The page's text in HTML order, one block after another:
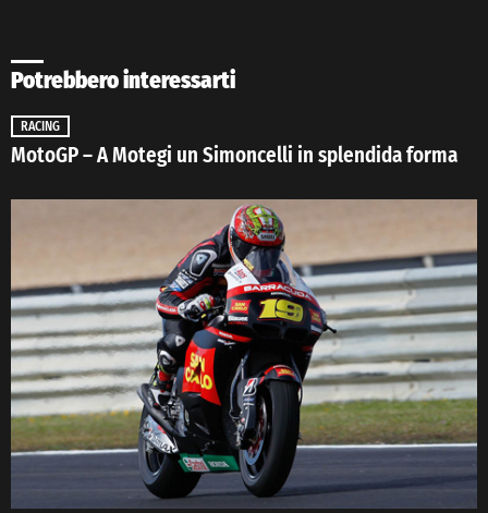
Potrebbero interessarti
RACING
MotoGP – A Motegi un Simoncelli in splendida forma